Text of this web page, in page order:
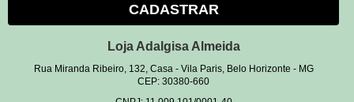
CADASTRAR
Loja Adalgisa Almeida
Rua Miranda Ribeiro, 132, Casa- Vila Paris, Belo Horizonte - MG
CEP: 30380-660